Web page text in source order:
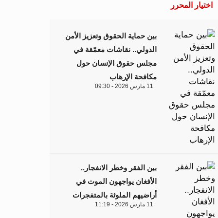
اختيار المحرر
بين حماية الحقوق وتعزيز الأمن
الدولي.. نقاشات معمّقة في
مجلس حقوق الإنسان حول
مكافحة الإرهاب
11 مارس 2026 - 09:30
بين الفقر وخطر الانفجار..
الأفغان يواجهون الموت في
أراضيهم الملوثة بالمتفجرات
11 مارس 2026 - 11:19